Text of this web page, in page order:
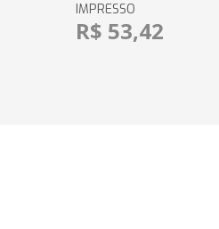
IMPRESSO
R$ 53,42